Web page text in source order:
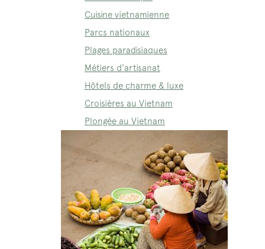
Cuisine vietnamienne
Parcs nationaux
Plages paradisiaques
Métiers d’artisanat
Hôtels de charme & luxe
Croisières au Vietnam
Plongée au Vietnam